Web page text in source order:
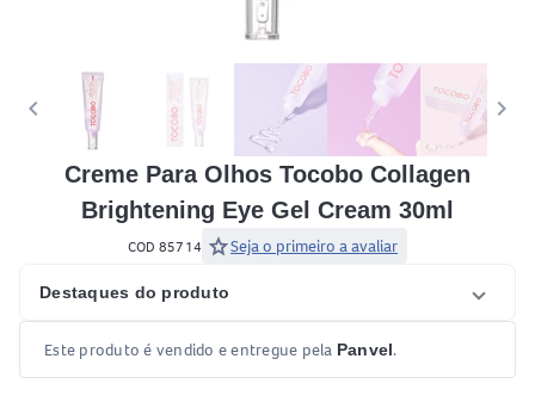
keyboard_arrow_left keyboard_arrow_right
Creme Para Olhos Tocobo Collagen
Brightening Eye Gel Cream 30ml
COD 85714 starSeja o primeiro a avaliar
Destaques do produto
Este produto é vendido e entregue pela Panvel.